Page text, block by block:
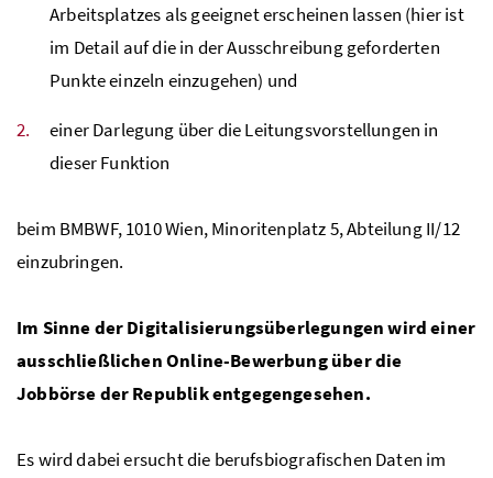
Arbeitsplatzes als geeignet erscheinen lassen (hier ist
im Detail auf die in der Ausschreibung geforderten
Punkte einzeln einzugehen) und
einer Darlegung über die Leitungsvorstellungen in
dieser Funktion
beim BMBWF, 1010 Wien, Minoritenplatz 5, Abteilung II/12
einzubringen.
Im Sinne der Digitalisierungsüberlegungen wird einer
ausschließlichen Online-Bewerbung über die
Jobbörse der Republik entgegengesehen.
Es wird dabei ersucht die berufsbiografischen Daten im